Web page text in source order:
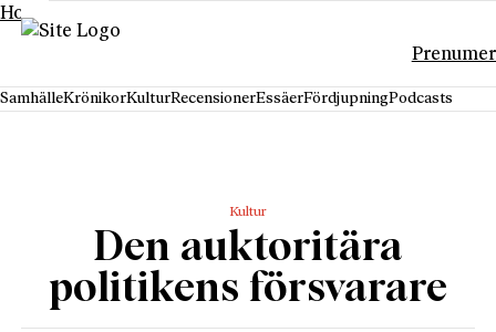
Hoppa till innehåll
SamhälleKrönikorKulturRecensionerEssäerFördjupningPodcasts
Kultur
Den auktoritära
politikens försvarare